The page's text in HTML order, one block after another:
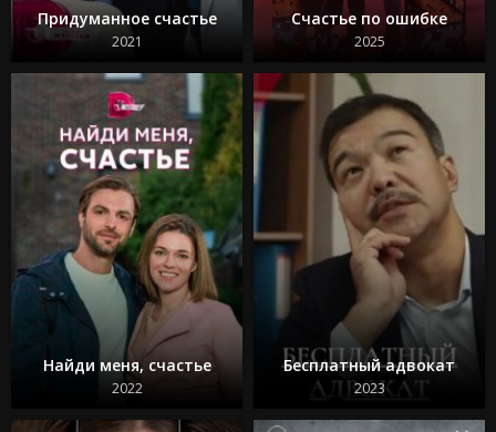
Придуманное счастье
2021
Счастье по ошибке
2025
Найди меня, счастье
2022
Бесплатный адвокат
2023